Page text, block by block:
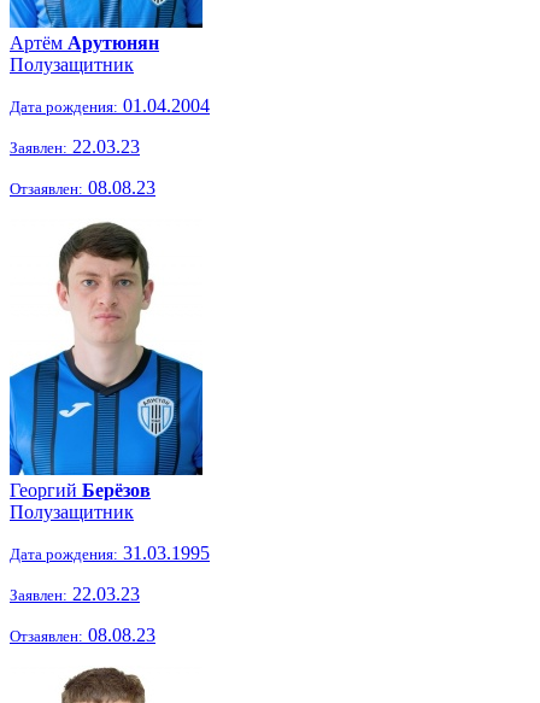
Артём Арутюнян
Полузащитник
Дата рождения: 01.04.2004
Заявлен: 22.03.23
Отзаявлен: 08.08.23
Георгий Берёзов
Полузащитник
Дата рождения: 31.03.1995
Заявлен: 22.03.23
Отзаявлен: 08.08.23